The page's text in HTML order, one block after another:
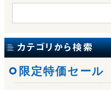
限定特価セール